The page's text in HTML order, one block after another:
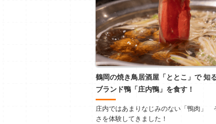
鶴岡の焼き鳥居酒屋「ととこ」で 知
ブランド鴨「庄内鴨」を食す！
庄内ではあまりなじみのない「鴨肉」
さを体験してきました！